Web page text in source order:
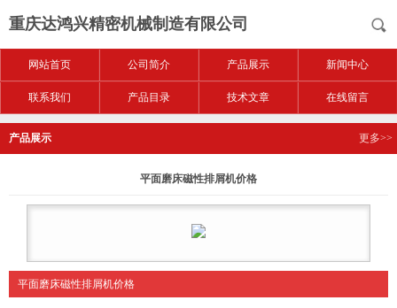
重庆达鸿兴精密机械制造有限公司
网站首页 公司简介 产品展示 新闻中心
联系我们 产品目录 技术文章 在线留言
产品展示 更多>>
平面磨床磁性排屑机价格
平面磨床磁性排屑机价格